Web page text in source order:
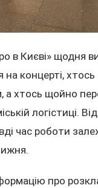
в Києві» щодня
концерті, хтось
а хтось щойно
логістиці.
час роботи
про